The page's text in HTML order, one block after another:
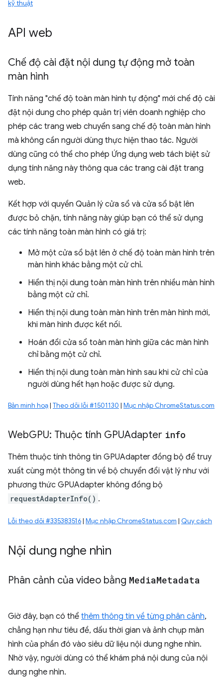
kỹ thuật
API web
Chế độ cài đặt nội dung tự động mở toàn
màn hình
Tính năng "chế độ toàn màn hình tự động" mới chế độ cài
đặt nội dung cho phép quản trị viên doanh nghiệp cho
phép các trang web chuyển sang chế độ toàn màn hình
mà không cần người dùng thực hiện thao tác. Người
dùng cũng có thể cho phép Ứng dụng web tách biệt sử
dụng tính năng này thông qua các trang cài đặt trang
web.
Kết hợp với quyền Quản lý cửa sổ và cửa sổ bật lên
được bỏ chặn, tính năng này giúp bạn có thể sử dụng
các tính năng toàn màn hình có giá trị:
Mở một cửa sổ bật lên ở chế độ toàn màn hình trên
màn hình khác bằng một cử chỉ.
Hiển thị nội dung toàn màn hình trên nhiều màn hình
bằng một cử chỉ.
Hiển thị nội dung toàn màn hình trên màn hình mới,
khi màn hình được kết nối.
Hoán đổi cửa sổ toàn màn hình giữa các màn hình
chỉ bằng một cử chỉ.
Hiển thị nội dung toàn màn hình sau khi cử chỉ của
người dùng hết hạn hoặc được sử dụng.
Bản minh hoạ| Theo dõi lỗi #1501130 | Mục nhập ChromeStatus.com
WebGPU: Thuộc tính GPUAdapter info
Thêm thuộc tính thông tin GPUAdapter đồng bộ để truy
xuất cùng một thông tin về bộ chuyển đổi vật lý như với
phương thức GPUAdapter không đồng bộ
requestAdapterInfo() .
Lỗi theo dõi #335383516| Mục nhập ChromeStatus.com | Quy cách
Nội dung nghe nhìn
Phân cảnh của video bằng MediaMetadata
Giờ đây, bạn có thể thêm thông tin về từng phân cảnh,
chẳng hạn như tiêu đề, dấu thời gian và ảnh chụp màn
hình của phần đó vào siêu dữ liệu nội dung nghe nhìn.
Nhờ vậy, người dùng có thể khám phá nội dung của nội
dung nghe nhìn.